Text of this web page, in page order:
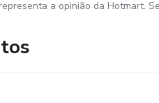
a opinião da Hotmart.